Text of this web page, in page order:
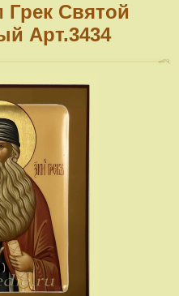
Святой
Арт.3434